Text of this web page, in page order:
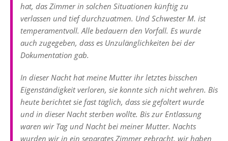
hat, das Zimmer in solchen Situationen künftig zu
verlassen und tief durchzuatmen. Und Schwester M. ist
temperamentvoll. Alle bedauern den Vorfall. Es wurde
auch zugegeben, dass es Unzulänglichkeiten bei der
Dokumentation gab.
In dieser Nacht hat meine Mutter ihr letztes bisschen
Eigenständigkeit verloren, sie konnte sich nicht wehren. Bis
heute berichtet sie fast täglich, dass sie gefoltert wurde
und in dieser Nacht sterben wollte. Bis zur Entlassung
waren wir Tag und Nacht bei meiner Mutter. Nachts
wurden wir in ein separates Zimmer gebracht, wir haben